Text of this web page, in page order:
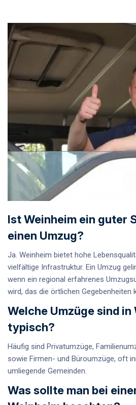
Ist Weinheim ein guter
einen Umzug?
Ja. Weinheim bietet hohe
vielfältige Infrastruktur. Ein Umzug
wenn ein regional erfahrenes
wird, das die örtlichen Gegebenheiten
Welche Umzüge sind in
typisch?
Häufig sind Privatumzüge,
sowie Firmen- und Büroumzüge, oft
umliegende Gemeinden.
Was sollte man bei